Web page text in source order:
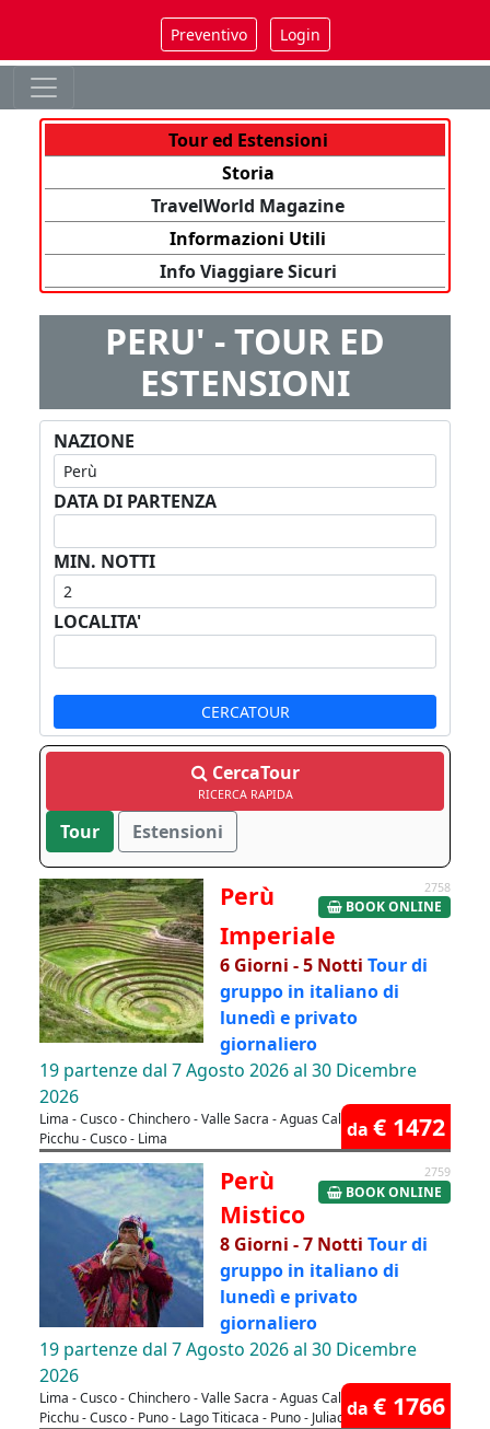
Preventivo Login
Tour ed Estensioni
Storia
TravelWorld Magazine
Informazioni Utili
Info Viaggiare Sicuri
PERU' - TOUR ED
ESTENSIONI
NAZIONE
DATA DI PARTENZA
MIN. NOTTI
LOCALITA'
CERCATOUR
CercaTour
RICERCA RAPIDA
Tour Estensioni
2758
BOOK ONLINE
Perù
Imperiale
6 Giorni - 5 Notti Tour di
gruppo in italiano di
lunedì e privato
giornaliero
19 partenze dal 7 Agosto 2026 al 30 Dicembre
2026
Lima - Cusco - Chinchero - Valle Sacra - Aguas Calientes - Machu
Picchu - Cusco - Lima
da € 1472
2759
BOOK ONLINE
Perù
Mistico
8 Giorni - 7 Notti Tour di
gruppo in italiano di
lunedì e privato
giornaliero
19 partenze dal 7 Agosto 2026 al 30 Dicembre
2026
Lima - Cusco - Chinchero - Valle Sacra - Aguas Calientes - Machu
Picchu - Cusco - Puno - Lago Titicaca - Puno - Juliaca - Lima
da € 1766